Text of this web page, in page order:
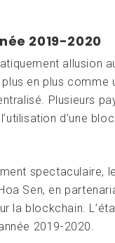
2019-2020
allusion
en plus comme
Plusieurs
d’une
spectaculaire,
Sen, en
la blockchain.
2019-2020.